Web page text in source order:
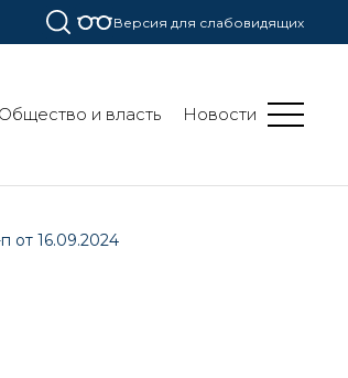
Версия для слабовидящих
Общество и власть Новости
от 16.09.2024